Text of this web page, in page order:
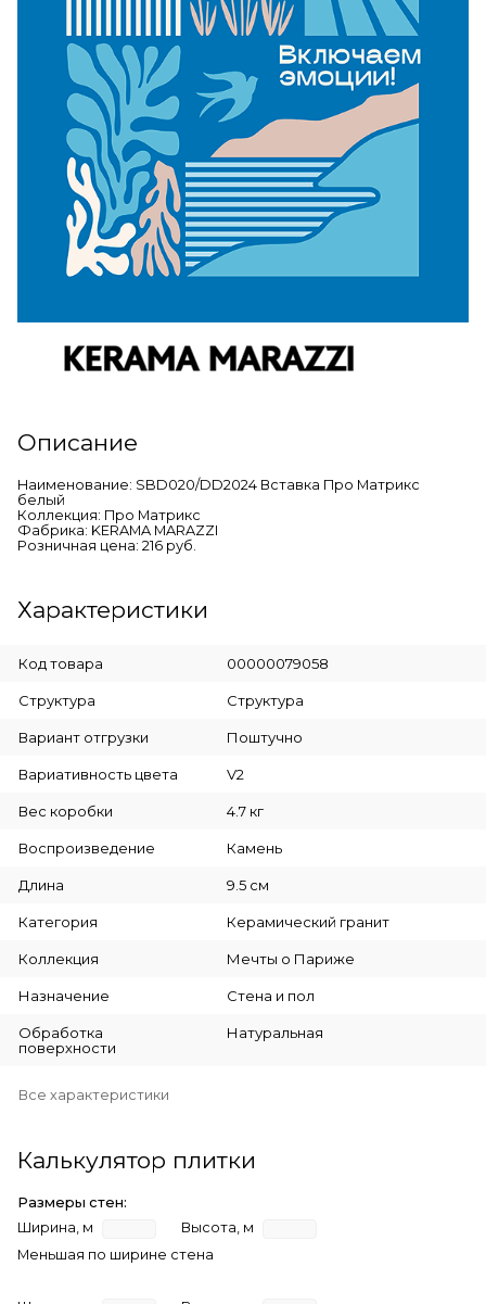
Описание
Наименование: SBD020/DD2024 Вставка Про Матрикс
белый
Коллекция: Про Матрикс
Фабрика: KERAMA MARAZZI
Розничная цена: 216 руб.
Характеристики
Код товара 00000079058
Cтруктура Структура
Вариант отгрузки Поштучно
Вариативность цвета V2
Вес коробки 4.7 кг
Воспроизведение Камень
Длина 9.5 см
Категория Керамический гранит
Коллекция Мечты о Париже
Назначение Стена и пол
Обработка
поверхности
Натуральная
Все характеристики
Калькулятор плитки
Размеры стен:
Ширина, м
Высота, м
Меньшая по ширине стена